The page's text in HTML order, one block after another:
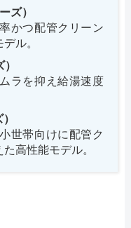
ズ）
かつ配管クリーン
ル。
ラを抑え給湯速度
世帯向けに配管ク
高性能モデル。